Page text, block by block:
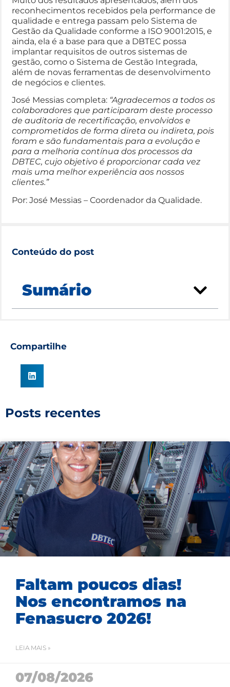
reconhecimentos recebidos pela performance de
qualidade e entrega passam pelo Sistema de
Gestão da Qualidade conforme a ISO 9001:2015, e
ainda, ela é a base para que a DBTEC possa
implantar requisitos de outros sistemas de
gestão, como o Sistema de Gestão Integrada,
além de novas ferramentas de desenvolvimento
de negócios e clientes.
José Messias completa: “Agradecemos a todos os
colaboradores que participaram deste processo
de auditoria de recertificação, envolvidos e
comprometidos de forma direta ou indireta, pois
foram e são fundamentais para a evolução e
para a melhoria contínua dos processos da
DBTEC, cujo objetivo é proporcionar cada vez
mais uma melhor experiência aos nossos
clientes.”
Por: José Messias – Coordenador da Qualidade.
Conteúdo do post
Sumário
Compartilhe
Posts recentes
Faltam poucos dias!
Nos encontramos na
Fenasucro 2026!
LEIA MAIS »
07/08/2026